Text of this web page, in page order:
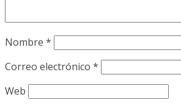
Nombre *
Correo electrónico *
Web